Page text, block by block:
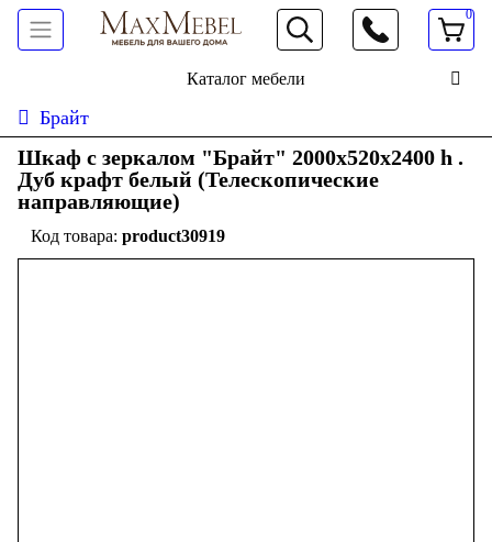
066 472 19 61
0
Каталог мебели
Брайт
Шкаф с зеркалом "Брайт" 2000х520х2400 h .
Дуб крафт белый (Телескопические
направляющие)
product30919